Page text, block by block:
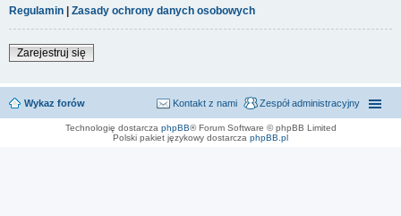
Regulamin | Zasady ochrony danych osobowych
Zarejestruj się
Wykaz forów Zespół administracyjny
Kontakt z nami
Technologię dostarcza phpBB® Forum Software © phpBB Limited
Polski pakiet językowy dostarcza phpBB.pl